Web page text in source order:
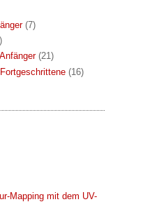
(7)
(21)
(16)
Mapping mit dem UV-